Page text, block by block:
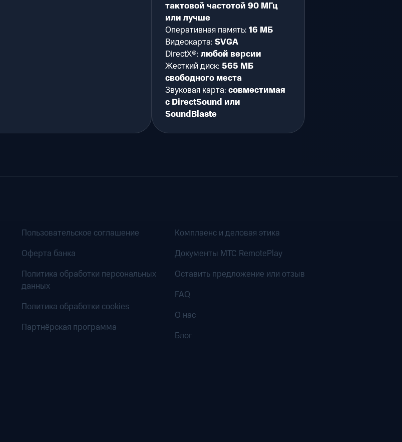
тактовой частотой 90 МГц
или лучше
Оперативная память: 16 МБ
Видеокарта: SVGA
DirectX®: любой версии
Жесткий диск: 565 МБ
свободного места
Звуковая карта: совместимая
с DirectSound или
SoundBlaste
Пользовательское соглашение
Оферта банка
Политика обработки персональных
данных
Политика обработки cookies
Партнёрская программа
Комплаенс и деловая этика
Документы MTC RemotePlay
Оставить предложение или отзыв
FAQ
О нас
Блог